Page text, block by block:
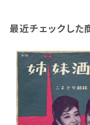
最近チェックした